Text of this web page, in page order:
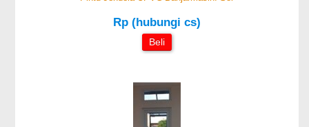
Rp (hubungi cs)
Beli